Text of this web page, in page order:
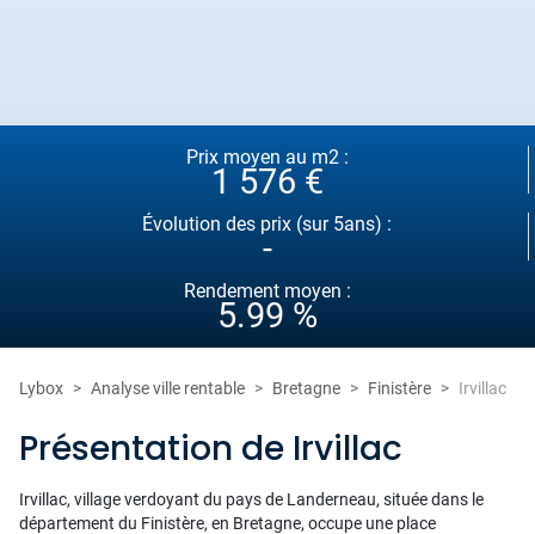
Prix moyen au m2 :
1 576 €
Évolution des prix (sur 5ans) :
-
Rendement moyen :
5.99 %
Lybox Analyse ville rentable Bretagne Finistère Irvillac
Présentation de Irvillac
Irvillac, village verdoyant du pays de Landerneau, située dans le
département du Finistère, en Bretagne, occupe une place